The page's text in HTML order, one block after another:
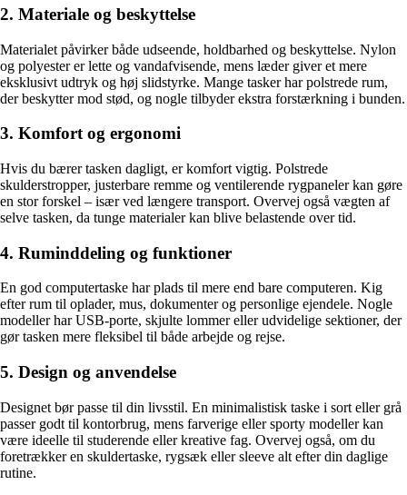
2. Materiale og beskyttelse
Materialet påvirker både udseende, holdbarhed og beskyttelse. Nylon
og polyester er lette og vandafvisende, mens læder giver et mere
eksklusivt udtryk og høj slidstyrke. Mange tasker har polstrede rum,
der beskytter mod stød, og nogle tilbyder ekstra forstærkning i bunden.
3. Komfort og ergonomi
Hvis du bærer tasken dagligt, er komfort vigtig. Polstrede
skulderstropper, justerbare remme og ventilerende rygpaneler kan gøre
en stor forskel – især ved længere transport. Overvej også vægten af
selve tasken, da tunge materialer kan blive belastende over tid.
4. Ruminddeling og funktioner
En god computertaske har plads til mere end bare computeren. Kig
efter rum til oplader, mus, dokumenter og personlige ejendele. Nogle
modeller har USB-porte, skjulte lommer eller udvidelige sektioner, der
gør tasken mere fleksibel til både arbejde og rejse.
5. Design og anvendelse
Designet bør passe til din livsstil. En minimalistisk taske i sort eller grå
passer godt til kontorbrug, mens farverige eller sporty modeller kan
være ideelle til studerende eller kreative fag. Overvej også, om du
foretrækker en skuldertaske, rygsæk eller sleeve alt efter din daglige
rutine.